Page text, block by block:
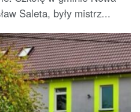
Saleta, były mistrz...